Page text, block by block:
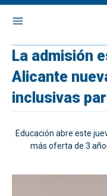
La admisión
Alicante
inclusivas
Educación abre este
más oferta de 3